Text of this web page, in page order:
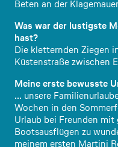
Beten an der
Was war der lustigste
hast?
Die kletternden Ziegen
Küstenstraße zwischen
Meine erste bewusste
... unsere
Wochen in den
Urlaub bei Freunden
Bootsausflügen zu
meinem ersten Martini